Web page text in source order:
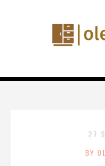
27
BY